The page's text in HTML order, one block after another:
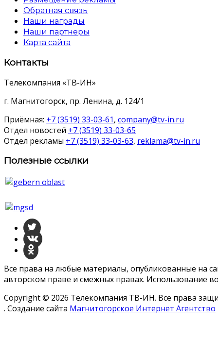
Обратная связь
Наши награды
Наши партнеры
Карта сайта
Контакты
Телекомпания «ТВ-ИН»
г. Магнитогорск, пр. Ленина, д. 124/1
Приёмная: +7 (3519) 33-03-61, company@tv-in.ru
Отдел новостей +7 (3519) 33-03-65
Отдел рекламы +7 (3519) 33-03-63, reklama@tv-in.ru
Полезные ссылки
Все права на любые материалы, опубликованные на
авторском праве и смежных правах. Использование
Copyright © 2026 Телекомпания ТВ-ИН. Все права
. Создание сайта Магнитогорское Интернет Агентство